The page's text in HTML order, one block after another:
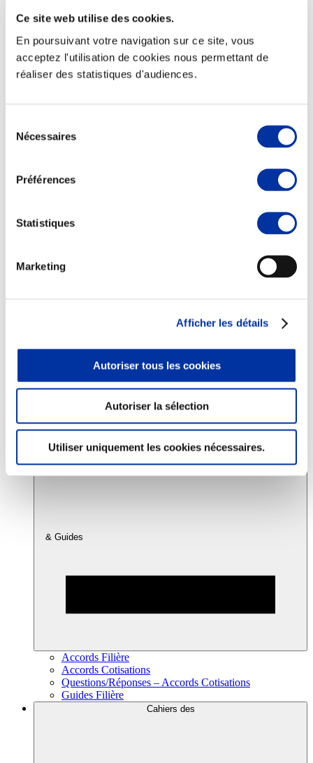
Ce site web utilise des cookies.
En poursuivant votre navigation sur ce site, vous
acceptez l'utilisation de cookies nous permettant de
réaliser des statistiques d'audiences.
Nécessaires
Préférences
Statistiques
Marketing
Afficher les détails
Autoriser tous les cookies
Autoriser la sélection
Utiliser uniquement les cookies nécessaires.
Elevage
Consommation
Sécurité sanitaire
Juste rémunération et attractivité des métiers
Info-veille scientifique
Accords
& Guides
Accords Filière
Accords Cotisations
Questions/Réponses – Accords Cotisations
Guides Filière
Cahiers des